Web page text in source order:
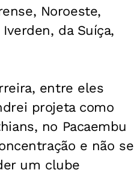
Noroeste,
da Suíça,
entre eles
projeta como
no Pacaembu
e não se
um clube